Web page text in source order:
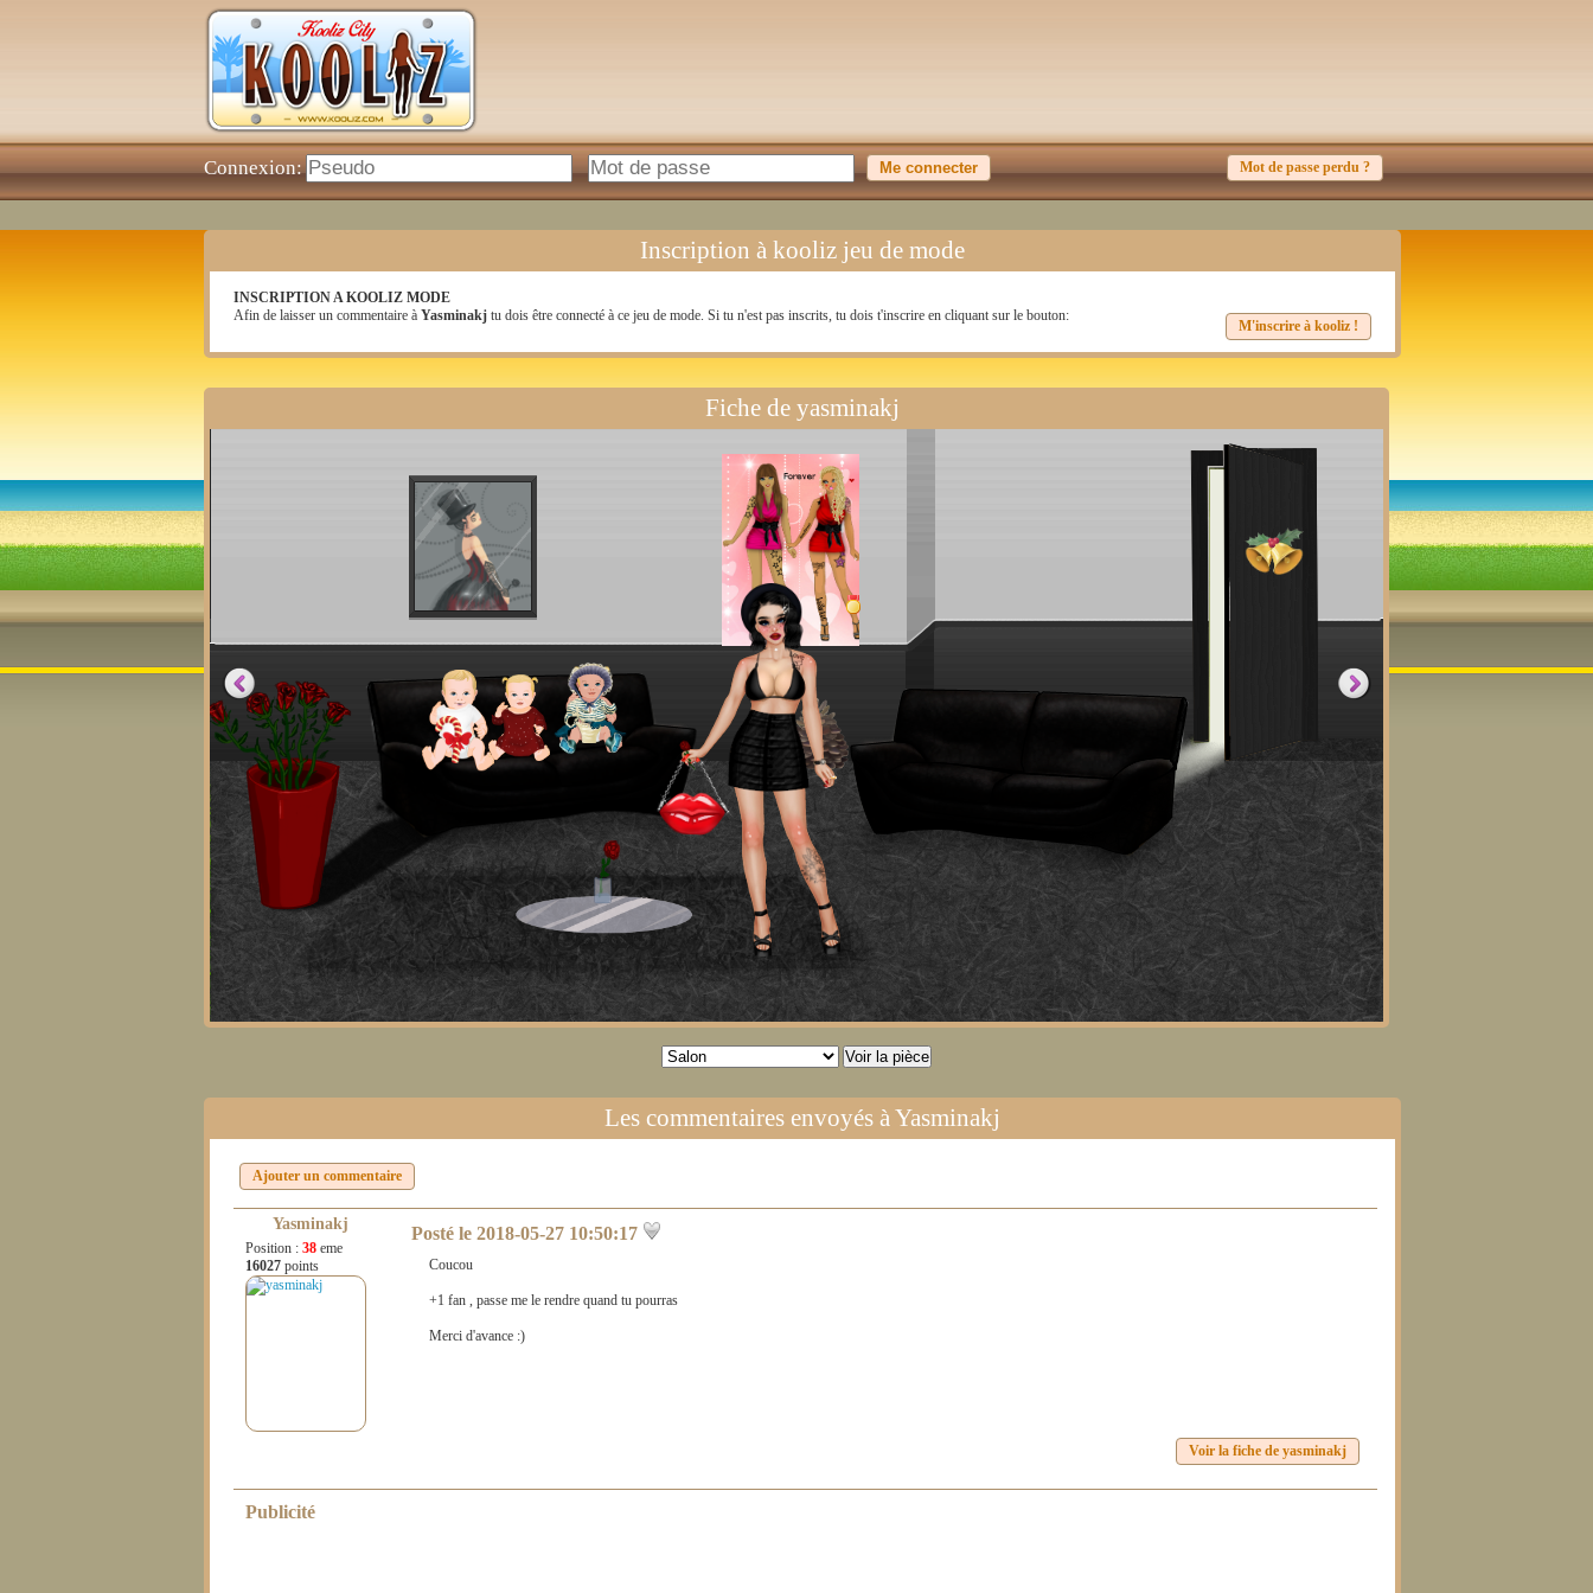
Connexion: Mot de passe perdu ?
Inscription à kooliz jeu de mode
INSCRIPTION A KOOLIZ MODE
Afin de laisser un commentaire à Yasminakj tu dois être connecté à ce jeu de mode. Si tu n'est pas inscrits, tu dois t'inscrire en cliquant sur le bouton:
M'inscrire à kooliz !
Fiche de yasminakj
Les commentaires envoyés àYasminakj
Ajouter un commentaire
Yasminakj
Position : 38 eme
16027 points
Posté le 2018-05-27 10:50:17
Coucou
+1 fan , passe me le rendre quand tu pourras
Merci d'avance :)
Voir la fiche de yasminakj
Publicité